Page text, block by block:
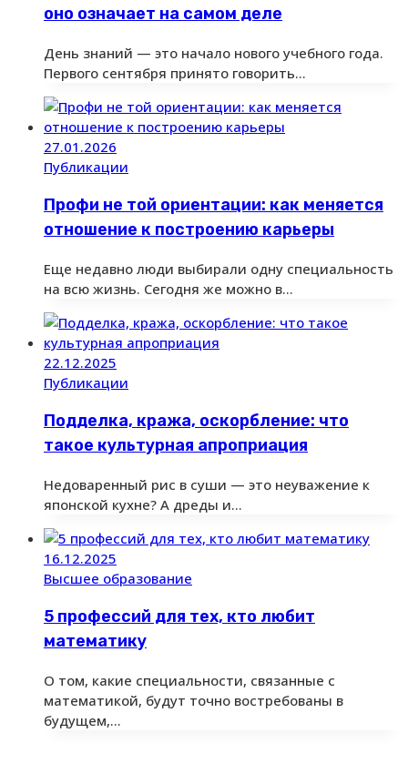
оно означает на самом деле
День знаний — это начало нового учебного года.
Первого сентября принято говорить…
27.01.2026
Публикации
Профи не той ориентации: как меняется
отношение к построению карьеры
Еще недавно люди выбирали одну специальность
на всю жизнь. Сегодня же можно в…
22.12.2025
Публикации
Подделка, кража, оскорбление: что
такое культурная апроприация
Недоваренный рис в суши — это неуважение к
японской кухне? А дреды и…
16.12.2025
Высшее образование
5 профессий для тех, кто любит
математику
О том, какие специальности, связанные с
математикой, будут точно востребованы в
будущем,…